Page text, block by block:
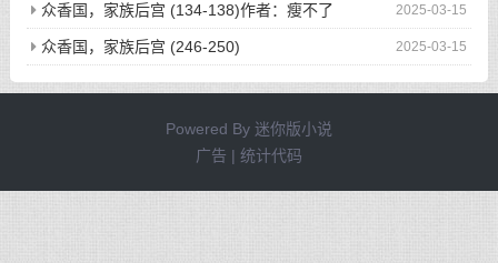
2025-03-15
众香国，家族后宫 (134-138)作者：瘦不了
2025-03-15
众香国，家族后宫 (246-250)
Powered By 迷你版小说
广告 | 统计代码